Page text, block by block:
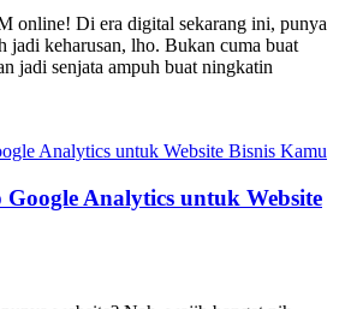
online! Di era digital sekarang ini, punya
keharusan, lho. Bukan cuma buat
jadi senjata ampuh buat ningkatin
Analytics untuk Website